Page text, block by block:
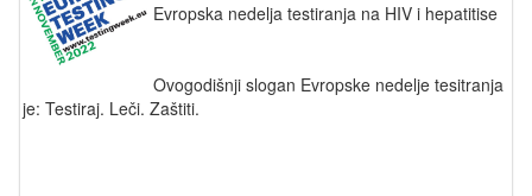
Evropska nedelja testiranja na HIV i hepatitise
Ovogodišnji slogan Evropske nedelje tesitranja
je: Testiraj. Leči. Zaštiti.